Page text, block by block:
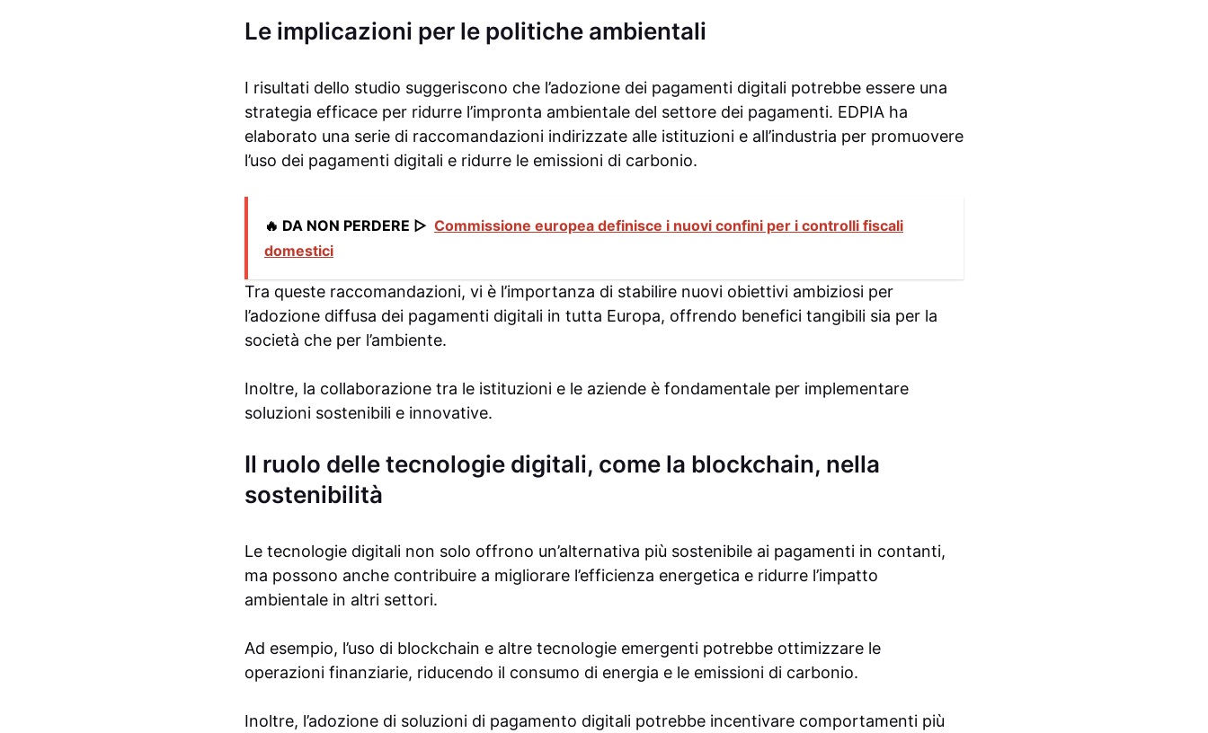
Le implicazioni per le politiche ambientali
I risultati dello studio suggeriscono che l’adozione dei pagamenti digitali potrebbe essere una
strategia efficace per ridurre l’impronta ambientale del settore dei pagamenti. EDPIA ha
elaborato una serie di raccomandazioni indirizzate alle istituzioni e all’industria per promuovere
l’uso dei pagamenti digitali e ridurre le emissioni di carbonio.
🔥 DA NON PERDERE ▷ Commissione europea definisce i nuovi confini per i controlli fiscali
domestici
Tra queste raccomandazioni, vi è l’importanza di stabilire nuovi obiettivi ambiziosi per
l’adozione diffusa dei pagamenti digitali in tutta Europa, offrendo benefici tangibili sia per la
società che per l’ambiente.
Inoltre, la collaborazione tra le istituzioni e le aziende è fondamentale per implementare
soluzioni sostenibili e innovative.
Il ruolo delle tecnologie digitali, come la blockchain, nella
sostenibilità
Le tecnologie digitali non solo offrono un’alternativa più sostenibile ai pagamenti in contanti,
ma possono anche contribuire a migliorare l’efficienza energetica e ridurre l’impatto
ambientale in altri settori.
Ad esempio, l’uso di blockchain e altre tecnologie emergenti potrebbe ottimizzare le
operazioni finanziarie, riducendo il consumo di energia e le emissioni di carbonio.
Inoltre, l’adozione di soluzioni di pagamento digitali potrebbe incentivare comportamenti più